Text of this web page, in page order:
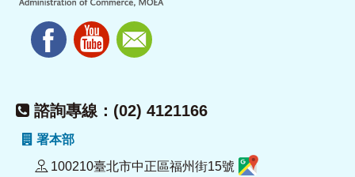
諮詢專線：(02) 4121166
署本部
100210臺北市中正區福州街15號